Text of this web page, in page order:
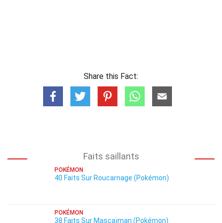
Share this Fact:
Faits saillants
POKÉMON
40 Faits Sur Roucarnage (Pokémon)
POKÉMON
38 Faits Sur Mascaïman (Pokémon)